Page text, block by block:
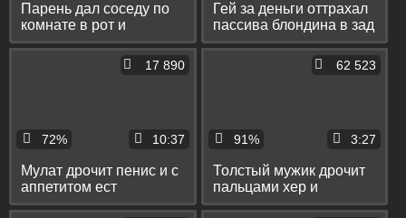
Парень дал соседу по
комнате в рот и
сдрочил сперму на его
Гей за деньги оттрахал
пассива блондина в зад
и спустил ему сперму в
72%
17 890
10:37
Мулат дрочит пенис и с
аппетитом ест
собственную сперму
91%
62 523
3:27
Толстый мужик дрочит
пальцами хер и
спускает сперму на пол